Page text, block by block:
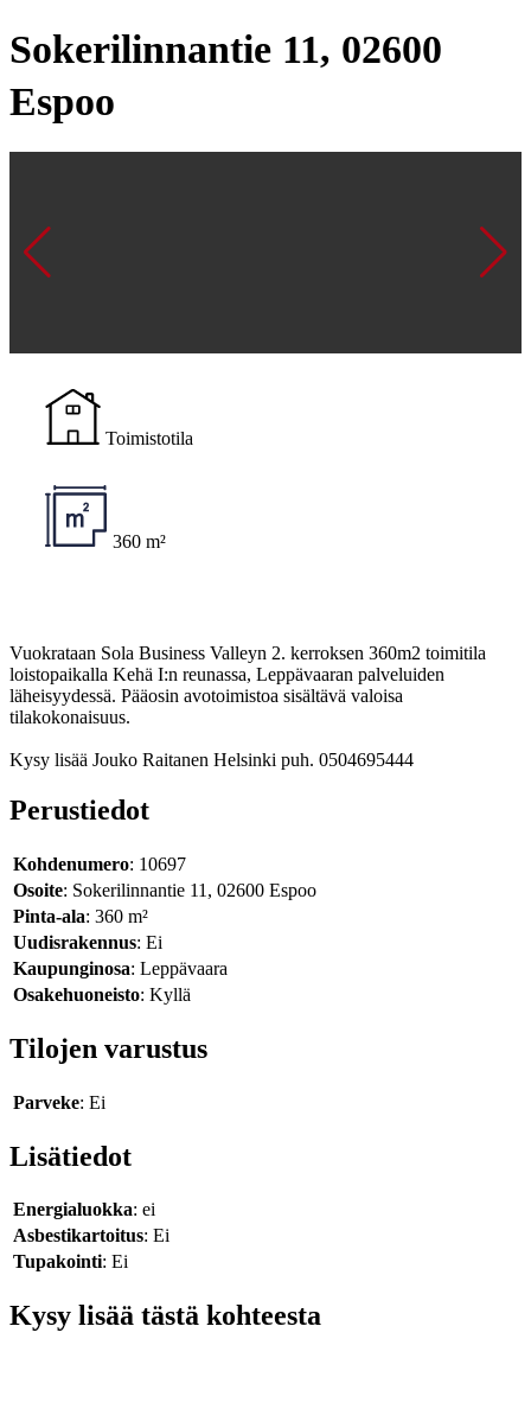
Sokerilinnantie 11, 02600
Espoo
Toimistotila
360 m²
Vuokrataan Sola Business Valleyn 2. kerroksen 360m2 toimitila
loistopaikalla Kehä I:n reunassa, Leppävaaran palveluiden
läheisyydessä. Pääosin avotoimistoa sisältävä valoisa
tilakokonaisuus.
Kysy lisää Jouko Raitanen Helsinki puh. 0504695444
Perustiedot
Kohdenumero: 10697
Osoite: Sokerilinnantie 11, 02600 Espoo
Pinta-ala: 360 m²
Uudisrakennus: Ei
Kaupunginosa: Leppävaara
Osakehuoneisto: Kyllä
Tilojen varustus
Parveke: Ei
Lisätiedot
Energialuokka: ei
Asbestikartoitus: Ei
Tupakointi: Ei
Kysy lisää tästä kohteesta